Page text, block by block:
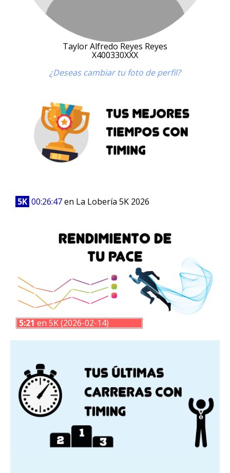
Taylor Alfredo Reyes Reyes
X400330XXX
¿Deseas cambiar tu foto de perfil?
5K 00:26:47en La Lobería 5K 2026
5:21 en 5K (2026-02-14)